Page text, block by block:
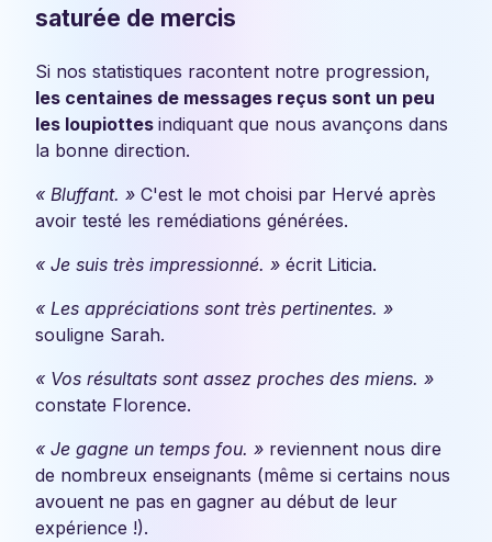
saturée de mercis
Si nos statistiques racontent notre progression,
les centaines de messages reçus sont un peu
les loupiottes indiquant que nous avançons dans
la bonne direction.
« Bluffant. » C'est le mot choisi par Hervé après
avoir testé les remédiations générées.
« Je suis très impressionné. » écrit Liticia.
« Les appréciations sont très pertinentes. »
souligne Sarah.
« Vos résultats sont assez proches des miens. »
constate Florence.
« Je gagne un temps fou. » reviennent nous dire
de nombreux enseignants (même si certains nous
avouent ne pas en gagner au début de leur
expérience !).